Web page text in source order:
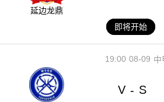
延边龙鼎
即将开始
08-09
19:00 中
V - S